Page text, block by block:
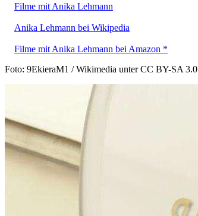
Filme mit Anika Lehmann
Anika Lehmann bei Wikipedia
Filme mit Anika Lehmann bei Amazon *
Foto: 9EkieraM1 / Wikimedia unter CC BY-SA 3.0